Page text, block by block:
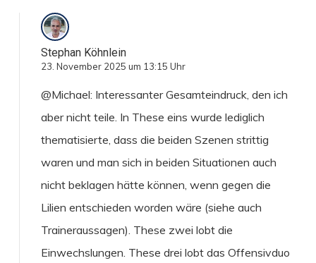
Stephan Köhnlein
23. November 2025 um 13:15 Uhr
@Michael: Interessanter Gesamteindruck, den ich
aber nicht teile. In These eins wurde lediglich
thematisierte, dass die beiden Szenen strittig
waren und man sich in beiden Situationen auch
nicht beklagen hätte können, wenn gegen die
Lilien entschieden worden wäre (siehe auch
Traineraussagen). These zwei lobt die
Einwechslungen. These drei lobt das Offensivduo